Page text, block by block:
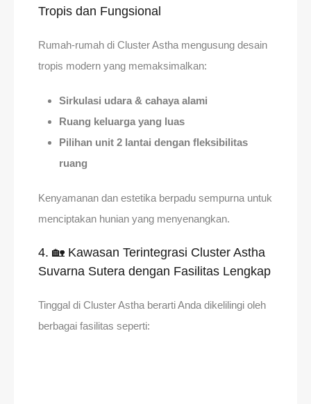
Tropis dan Fungsional
Rumah-rumah di Cluster Astha mengusung desain
tropis modern yang memaksimalkan:
Sirkulasi udara & cahaya alami
Ruang keluarga yang luas
Pilihan unit 2 lantai dengan fleksibilitas
ruang
Kenyamanan dan estetika berpadu sempurna untuk
menciptakan hunian yang menyenangkan.
4. 🏡 Kawasan Terintegrasi Cluster Astha
Suvarna Sutera dengan Fasilitas Lengkap
Tinggal di Cluster Astha berarti Anda dikelilingi oleh
berbagai fasilitas seperti: